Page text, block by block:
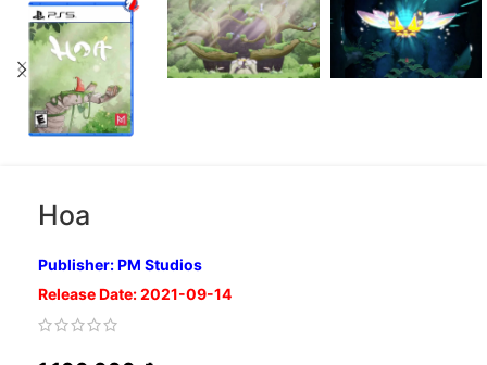
Hoa
Publisher: PM Studios
Release Date: 2021-09-14